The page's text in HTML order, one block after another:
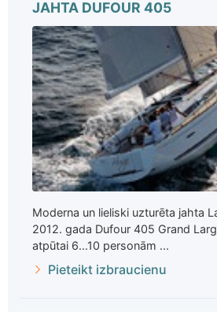
JAHTA DUFOUR 405
Moderna un lieliski uzturēta jahta
2012. gada Dufour 405 Grand
atpūtai 6...10 personām ...
Pieteikt izbraucienu